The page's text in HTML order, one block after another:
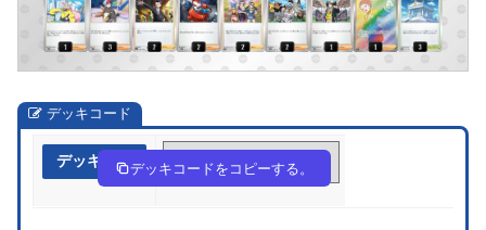
デッキコード
デッキ作成 k5wVbV-UvOfOC-VkkvVF
デッキコードをコピーする。